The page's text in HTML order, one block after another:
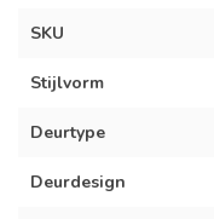
SKU
Stijlvorm
Deurtype
Deurdesign